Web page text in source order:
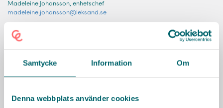
Samtycke Information Om
Denna webbplats använder cookies
Madeleine Johansson, enhetschef
madeleine.johansson@leksand.se
erica.backlund@leksand.se